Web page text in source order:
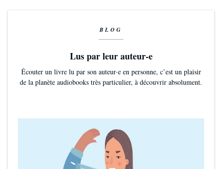
BLOG
Lus par leur auteur-e
Écouter un livre lu par son auteur·e en personne, c’est un plaisir
de la planète audiobooks très particulier, à découvrir absolument.